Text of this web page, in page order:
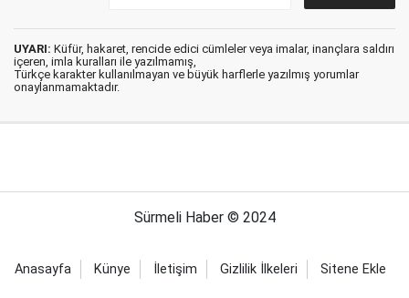
UYARI: Küfür, hakaret, rencide edici cümleler veya imalar, inançlara saldırı
içeren, imla kuralları ile yazılmamış,
Türkçe karakter kullanılmayan ve büyük harflerle yazılmış yorumlar
onaylanmamaktadır.
Sürmeli Haber © 2024
Anasayfa Künye İletişim Gizlilik İlkeleri Sitene Ekle